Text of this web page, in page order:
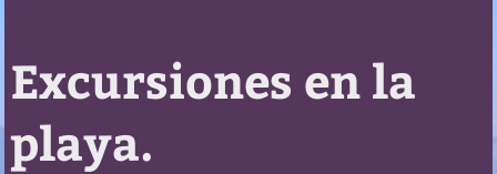
Excursiones en la
playa.